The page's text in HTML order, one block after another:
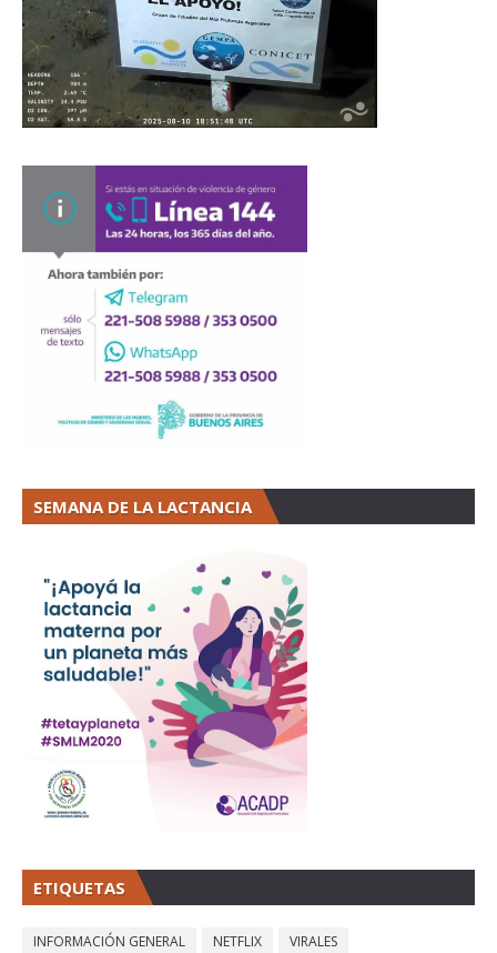
SEMANA DE LA LACTANCIA
ETIQUETAS
INFORMACIÓN GENERAL NETFLIX VIRALES